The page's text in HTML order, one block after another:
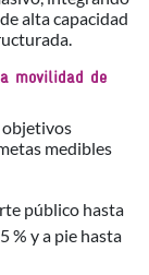
alta capacidad
movilidad de
objetivos
medibles
público hasta
% y a pie hasta